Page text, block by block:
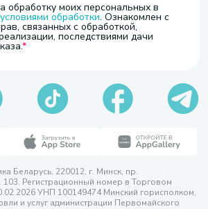
обработку моих персональных в
условиями обработки. Ознакомлен с
связанных с обработкой,
последствиями дачи
Беларусь, 220012, г. Минск, пр.
Регистрационный номер в Торговом
УНП 100149474 Минский горисполком,
и услуг администрации Первомайского